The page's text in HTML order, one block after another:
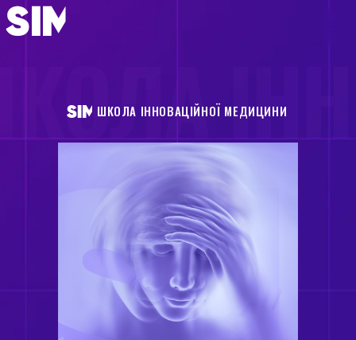
ШКОЛА ІННОВАЦІЙНОЇ МЕДИЦИНИ